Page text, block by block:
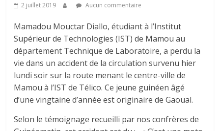
2 juillet 2019 Aucun commentaire
Mamadou Mouctar Diallo, étudiant à l’Institut
Supérieur de Technologies (IST) de Mamou au
département Technique de Laboratoire, a perdu la
vie dans un accident de la circulation survenu hier
lundi soir sur la route menant le centre-ville de
Mamou à l’IST de Télico. Ce jeune guinéen âgé
d’une vingtaine d’année est originaire de Gaoual.
Selon le témoignage recueilli par nos confrères de